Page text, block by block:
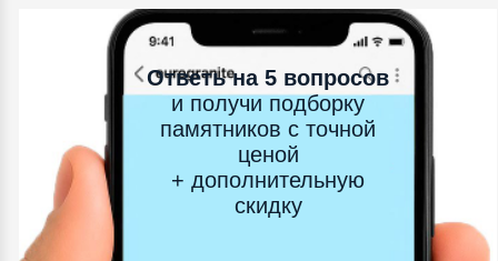
Ответь на 5 вопросов
и получи подборку
памятников с точной
ценой
+ дополнительную
скидку